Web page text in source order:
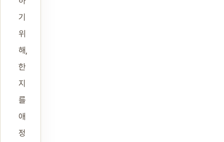
기
위
해,
한
지
를
애
정